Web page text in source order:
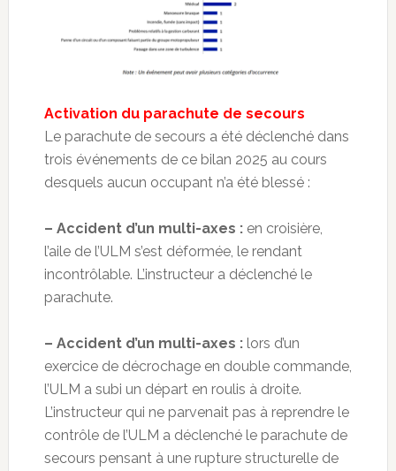
Activation du parachute de secours
Le parachute de secours a été déclenché dans
trois événements de ce bilan 2025 au cours
desquels aucun occupant n’a été blessé :
– Accident d’un multi-axes :en croisière,
l’aile de l’ULM s’est déformée, le rendant
incontrôlable. L’instructeur a déclenché le
parachute.
– Accident d’un multi-axes :lors d’un
exercice de décrochage en double commande,
l’ULM a subi un départ en roulis à droite.
L’instructeur qui ne parvenait pas à reprendre le
contrôle de l’ULM a déclenché le parachute de
secours pensant à une rupture structurelle de